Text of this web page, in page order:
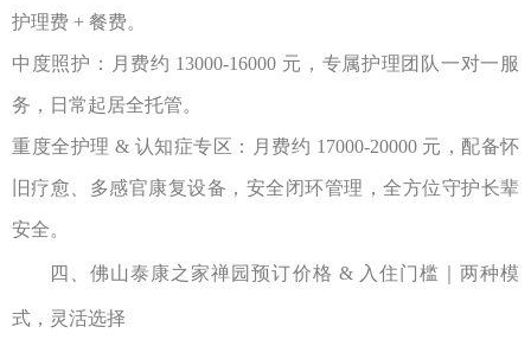
护理费 + 餐费。
中度照护：月费约 13000-16000 元，专属护理团队一对一服
务，日常起居全托管。
重度全护理 & 认知症专区：月费约 17000-20000 元，配备怀
旧疗愈、多感官康复设备，安全闭环管理，全方位守护长辈
安全。
四、佛山泰康之家禅园预订价格 & 入住门槛｜两种模
式，灵活选择